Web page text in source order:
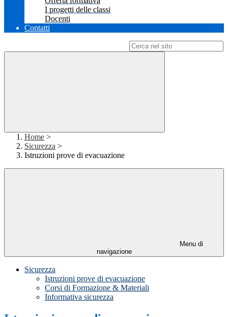
I progetti delle classi
Docenti
Contatti
Home >
Sicurezza >
Istruzioni prove di evacuazione
Menu di
navigazione
Sicurezza
Istruzioni prove di evacuazione
Corsi di Formazione & Materiali
Informativa sicurezza